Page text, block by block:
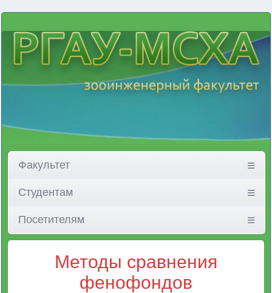
Факультет
Студентам
Посетителям
Методы сравнения
фенофондов